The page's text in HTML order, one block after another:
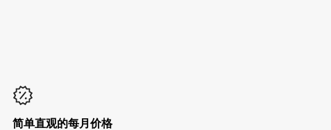
简单直观的每月价格